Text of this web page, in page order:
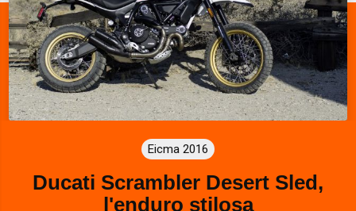
Eicma 2016
Ducati Scrambler Desert Sled,
l'enduro stilosa